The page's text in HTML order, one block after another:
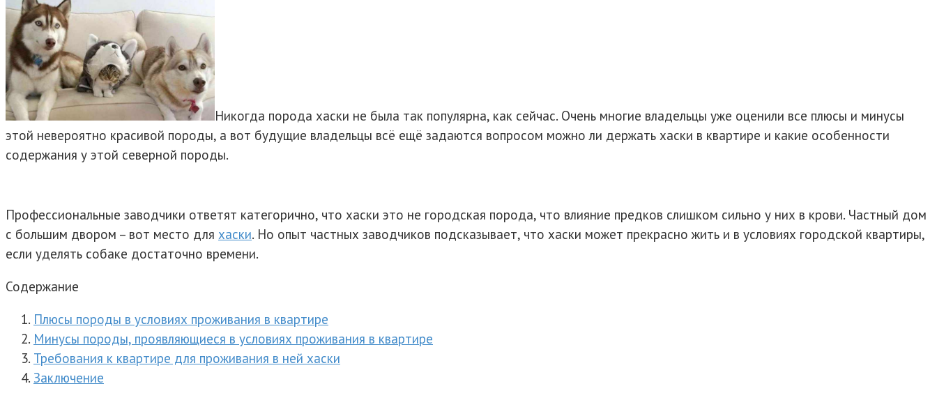
Никогда порода хаски не была так популярна, как сейчас. Очень многие владельцы уже оценили все плюсы и минусы
этой невероятно красивой породы, а вот будущие владельцы всё ещё задаются вопросом можно ли держать хаски в квартире и какие особенности
содержания у этой северной породы.
Профессиональные заводчики ответят категорично, что хаски это не городская порода, что влияние предков слишком сильно у них в крови. Частный дом
с большим двором – вот место для хаски. Но опыт частных заводчиков подсказывает, что хаски может прекрасно жить и в условиях городской квартиры,
если уделять собаке достаточно времени.
Содержание
Плюсы породы в условиях проживания в квартире
Минусы породы, проявляющиеся в условиях проживания в квартире
Требования к квартире для проживания в ней хаски
Заключение